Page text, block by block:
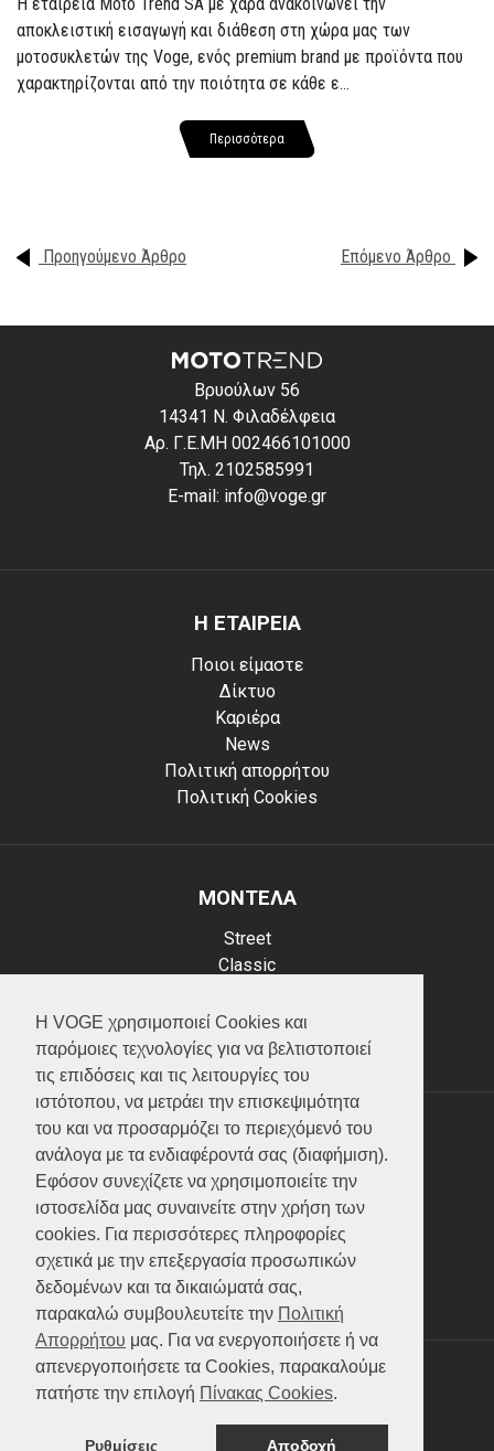
Η VOGE χρησιμοποιεί Cookies και
παρόμοιες τεχνολογίες για να βελτιστοποιεί
τις επιδόσεις και τις λειτουργίες του
ιστότοπου, να μετράει την επισκεψιμότητα
του και να προσαρμόζει το περιεχόμενό του
ανάλογα με τα ενδιαφέροντά σας (διαφήμιση).
Εφόσον συνεχίζετε να χρησιμοποιείτε την
ιστοσελίδα μας συναινείτε στην χρήση των
cookies. Για περισσότερες πληροφορίες
σχετικά με την επεξεργασία προσωπικών
δεδομένων και τα δικαιώματά σας,
παρακαλώ συμβουλευτείτε την Πολιτική
Απορρήτου μας. Για να ενεργοποιήσετε ή να
απενεργοποιήσετε τα Cookies, παρακαλούμε
πατήστε την επιλογή Πίνακας Cookies.
Ρυθμίσεις Αποδοχή
αποκλειστική εισαγωγή και διάθεση στη χώρα μας των
μοτοσυκλετών της Voge, ενός premium brand με προϊόντα που
χαρακτηρίζονται από την ποιότητα σε κάθε ε...
Περισσότερα
Προηγούμενο Άρθρο Επόμενο Άρθρο
Βρυούλων 56
14341 Ν. Φιλαδέλφεια
Αρ. Γ.Ε.ΜΗ 002466101000
Τηλ. 2102585991
E-mail: info@voge.gr
Η ΕΤΑΙΡΕΙΑ
Ποιοι είμαστε
Δίκτυο
Καριέρα
News
Πολιτική απορρήτου
Πολιτική Cookies
ΜΟΝΤΕΛΑ
Street
Classic
Scooter
ATV (Loncin)
ΥΠΗΡΕΣΙΕΣ
Test ride
Επικοινωνία
Service
Κατάλογος
FAQ
SOCIAL MEDIA